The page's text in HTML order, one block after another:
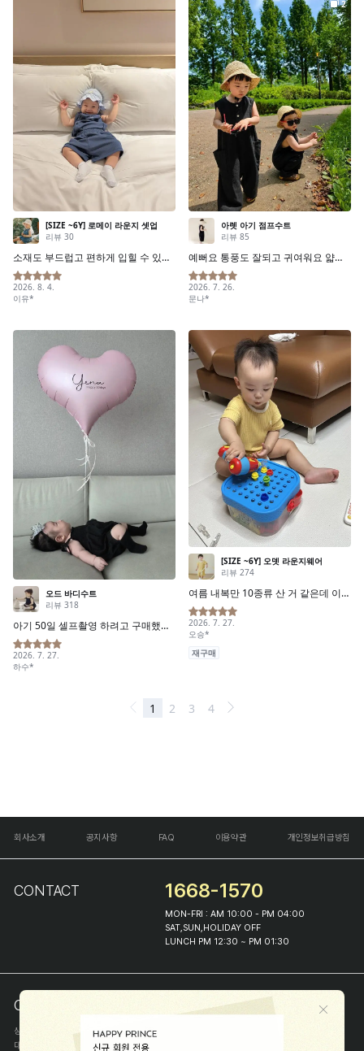
회사소개 공지사항 FAQ 이용약관 개인정보취급방침
CONTACT 1668-1570
MON-FRI : AM 10:00 - PM 04:00
SAT,SUN,HOLIDAY OFF
LUNCH PM 12:30 ~ PM 01:30
COMPANY INFO
상호
(주)해피프린스
대표
이화진